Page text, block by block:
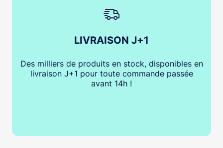
LIVRAISON J+1
Des milliers de produits en stock, disponibles en
livraison J+1 pour toute commande passée
avant 14h !